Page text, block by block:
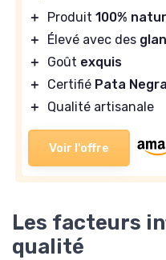
＋ Produit 100%
＋
Élevé avec des
＋
Goût exquis
＋
Certifié Pata Negra
＋
Qualité artisanale
Voir l'offre
Les facteurs
qualité